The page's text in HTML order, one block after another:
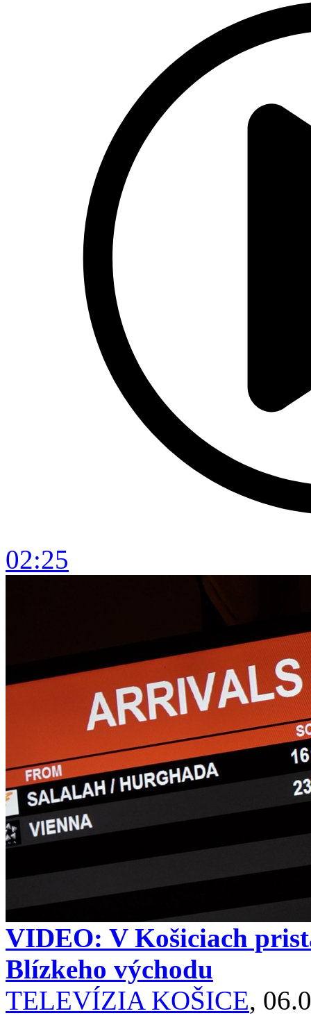
02:25
VIDEO: V Košiciach
Blízkeho východu
TELEVÍZIA KOŠICE,